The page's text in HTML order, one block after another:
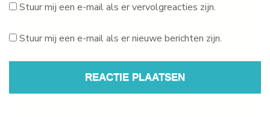
Stuur mij een e-mail als er vervolgreacties zijn.
Stuur mij een e-mail als er nieuwe berichten zijn.